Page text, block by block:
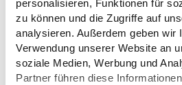
personalisieren, Funktionen für
zu können und die Zugriffe auf
analysieren. Außerdem geben wir
Verwendung unserer Website an
soziale Medien, Werbung und
Partner führen diese